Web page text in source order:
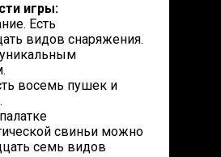
игры:
Есть
видов снаряжения.
восемь пушек и
свиньи можно
семь видов